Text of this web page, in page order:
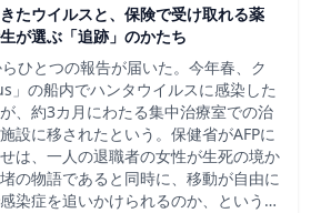
たウイルスと、保険で受け取れる薬
が選ぶ「追跡」のかたち
ひとつの報告が届いた。今年春、ク
」の船内でハンタウイルスに感染した
、約3カ月にわたる集中治療室での治
設に移されたという。保健省がAFPに
は、一人の退職者の女性が生死の境か
の物語であると同時に、移動が自由に
染症を追いかけられるのか、という…